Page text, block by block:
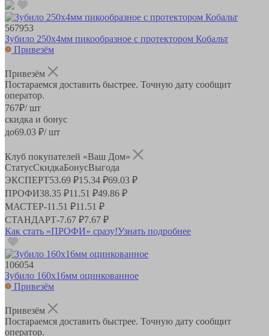
567953
Зубило 250х4мм пикообразное с протектором Кобальт
Привезём
Привезём
Постараемся доставить быстрее. Точную дату сообщит
оператор.
767₽/ шт
скидка и бонус
до69.03 ₽/ шт
Клуб покупателей «Ваш Дом»
СтатусСкидкаБонусВыгода
ЭКСПЕРТ53.69 ₽15.34 ₽69.03 ₽
ПРОФИ38.35 ₽11.51 ₽49.86 ₽
МАСТЕР-11.51 ₽11.51 ₽
СТАНДАРТ-7.67 ₽7.67 ₽
Как стать «ПРОФИ» сразу!Узнать подробнее
106054
Зубило 160х16мм оцинкованное
Привезём
Привезём
Постараемся доставить быстрее. Точную дату сообщит
оператор.